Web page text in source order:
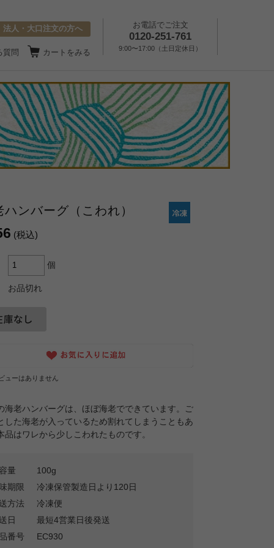
お電話でご注文
0120-251-761
9:00〜17:00（土日定休日）
法人・大口注文の方へ
質問 カートをみる
ハンバーグ（こわれ）
(税込)
個
お品切れ
ューはありません
海老ハンバーグは、ほぼ海老でできています。ご
した海老が入っているため割れてしまうこともあ
品はワレから少しこわれたものです。
量
100g
期限
冷凍保管製造日より120日
方法
冷凍便
日
最短4営業日後発送
番号
EC930